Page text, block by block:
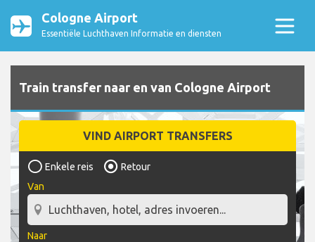
Cologne Airport
Essentiële Luchthaven Informatie en diensten
Train transfer naar en van Cologne Airport
VIND AIRPORT TRANSFERS
Enkele reis
Retour
Van
Naar